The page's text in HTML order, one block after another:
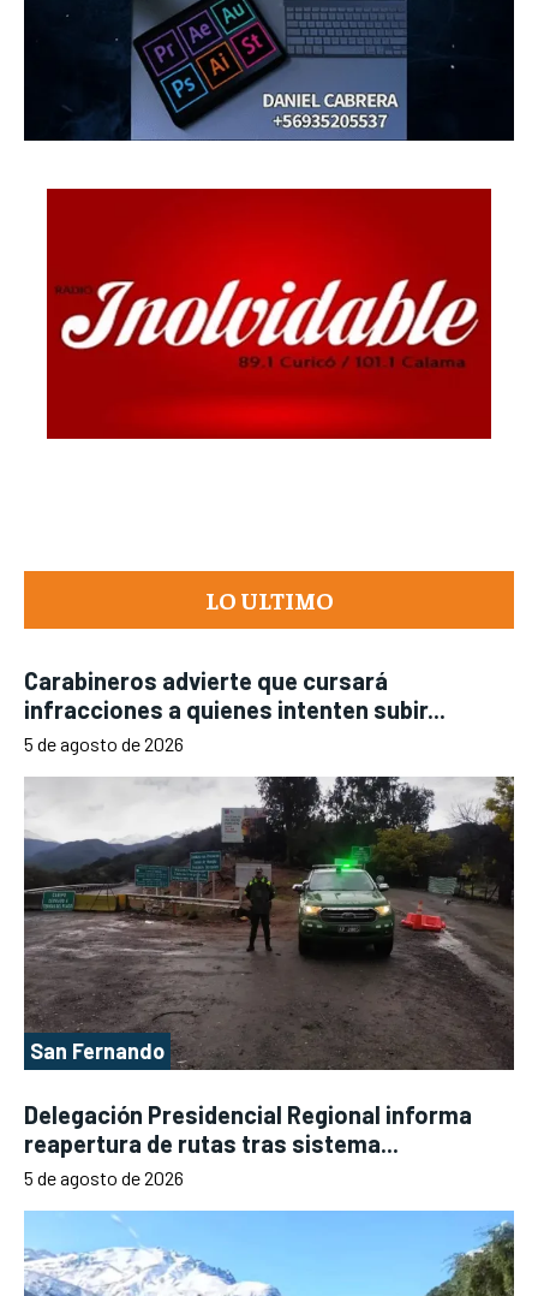
LO ULTIMO
Carabineros advierte que cursará
infracciones a quienes intenten subir...
5 de agosto de 2026
San Fernando
Delegación Presidencial Regional informa
reapertura de rutas tras sistema...
5 de agosto de 2026